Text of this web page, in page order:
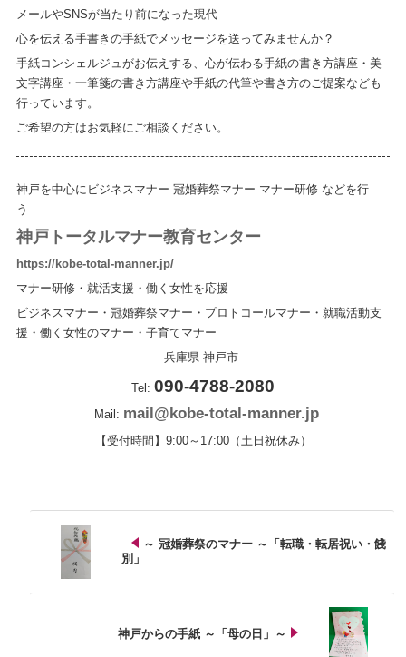
メールやSNSが当たり前になった現代
心を伝える手書きの手紙でメッセージを送ってみませんか？
手紙コンシェルジュがお伝えする、心が伝わる手紙の書き方講座・美
文字講座・一筆箋の書き方講座や手紙の代筆や書き方のご提案なども
行っています。
ご希望の方はお気軽にご相談ください。
神戸を中心にビジネスマナー 冠婚葬祭マナー マナー研修 などを行
う
神戸トータルマナー教育センター
https://kobe-total-manner.jp/
マナー研修・就活支援・働く女性を応援
ビジネスマナー・冠婚葬祭マナー・プロトコールマナー・就職活動支
援・働く女性のマナー・子育てマナー
兵庫県 神戸市
Tel: 090-4788-2080
Mail: mail@kobe-total-manner.jp
【受付時間】9:00～17:00（土日祝休み）
～ 冠婚葬祭のマナー ～「転職・転居祝い・餞
別」
神戸からの手紙 ～「母の日」～